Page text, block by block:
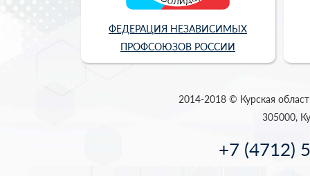
ФЕДЕРАЦИЯ НЕЗАВИСИМЫХ
ПРОФСОЮЗОВ РОССИИ
2014-2018 © Курская
305000,
+7 (4712)